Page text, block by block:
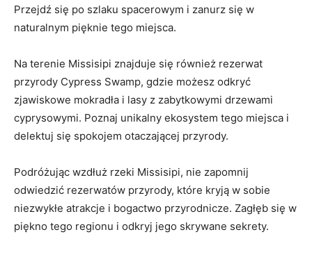
Przejdź się po szlaku spacerowym i zanurz się w
naturalnym pięknie tego miejsca.
Na terenie Missisipi znajduje się również rezerwat
przyrody Cypress Swamp, gdzie możesz odkryć
zjawiskowe mokradła i lasy z zabytkowymi drzewami
cyprysowymi. Poznaj unikalny ekosystem tego miejsca i
delektuj się spokojem otaczającej przyrody.
Podróżując wzdłuż rzeki Missisipi, nie zapomnij
odwiedzić rezerwatów przyrody, które kryją w sobie
niezwykłe atrakcje i bogactwo przyrodnicze. Zagłęb się w
piękno tego regionu i odkryj jego skrywane sekrety.